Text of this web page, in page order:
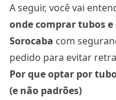
A seguir, você vai
onde comprar tubos
Sorocaba com
pedido para evitar
Por que optar por
(e não padrões)